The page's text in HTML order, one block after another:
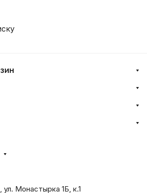
Монастырка 1Б, к.1